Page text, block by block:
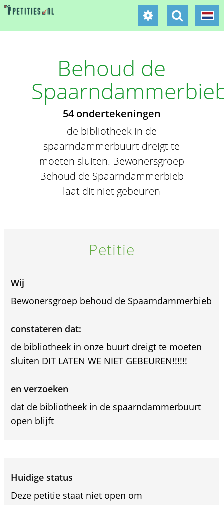
Behoud de
54 ondertekeningen
de bibliotheek in de
spaarndammerbuurt dreigt te
moeten sluiten. Bewonersgroep
Behoud de Spaarndammerbieb
laat dit niet gebeuren
Petitie
Wij
Bewonersgroep behoud de Spaarndammerbieb
constateren dat:
de bibliotheek in onze buurt dreigt te moeten
sluiten DIT LATEN WE NIET GEBEUREN!!!!!!
en verzoeken
dat de bibliotheek in de spaarndammerbuurt
open blijft
Huidige status
Deze petitie staat niet open om